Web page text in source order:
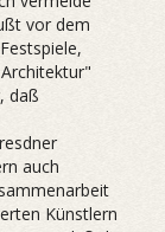
vor dem
daß
auch
Künstlern